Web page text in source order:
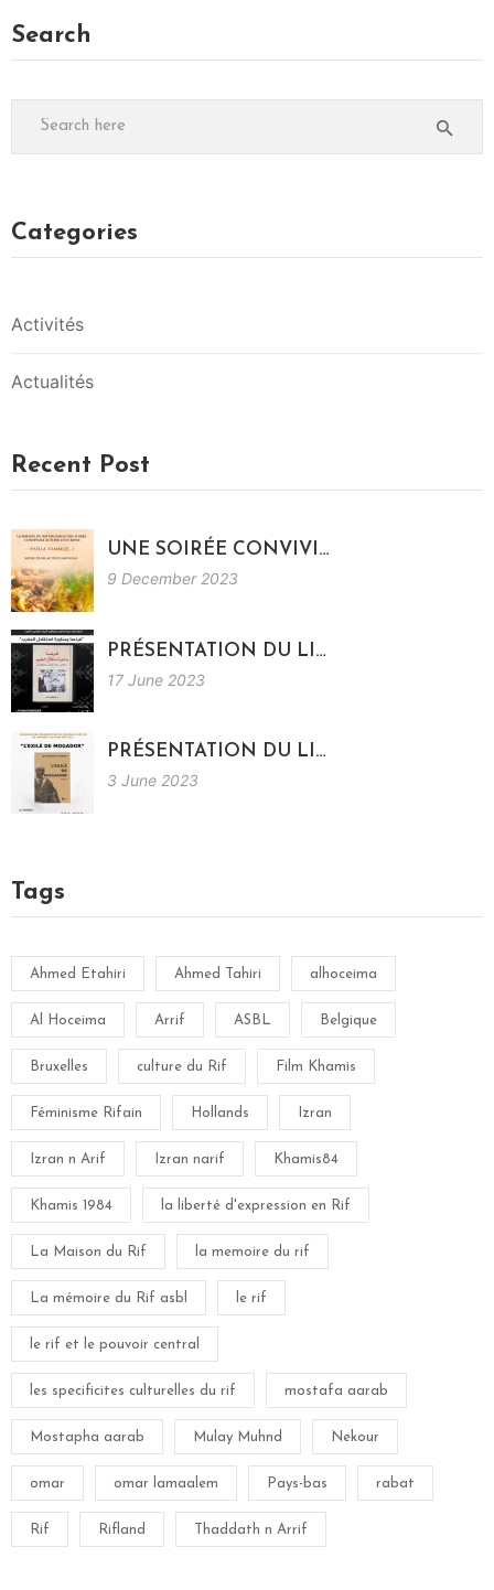
T
S
Search
Categories
Activités
Actualités
Recent Post
UNE SOIRÉE CONVIVI…
9 December 2023
PRÉSENTATION DU LI…
17 June 2023
PRÉSENTATION DU LI…
3 June 2023
Tags
Ahmed Etahiri Ahmed Tahiri alhoceima
Al Hoceima Arrif ASBL Belgique
Bruxelles culture du Rif Film Khamis
Féminisme Rifain Hollands Izran
Izran n Arif Izran narif Khamis84
Khamis 1984 la liberté d'expression en Rif
La Maison du Rif la memoire du rif
La mémoire du Rif asbl le rif
le rif et le pouvoir central
les specificites culturelles du rif mostafa aarab
Mostapha aarab Mulay Muhnd Nekour
omar omar lamaalem Pays-bas rabat
Rif Rifland Thaddath n Arrif